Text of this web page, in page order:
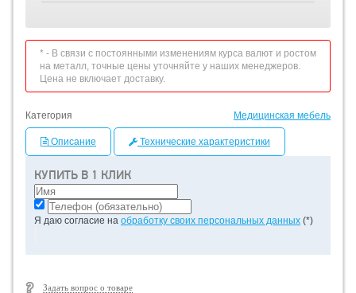
КУПИТЬ В 1 КЛИК
Я даю согласие на обработку своих персональных данных (*)
Задать вопрос о товаре
* - В связи с постоянными изменениям курса валют и ростом
на металл, точные цены уточняйте у наших менеджеров.
Цена не включает доставку.
Категория Медицинская мебель
Описание Технические характеристики